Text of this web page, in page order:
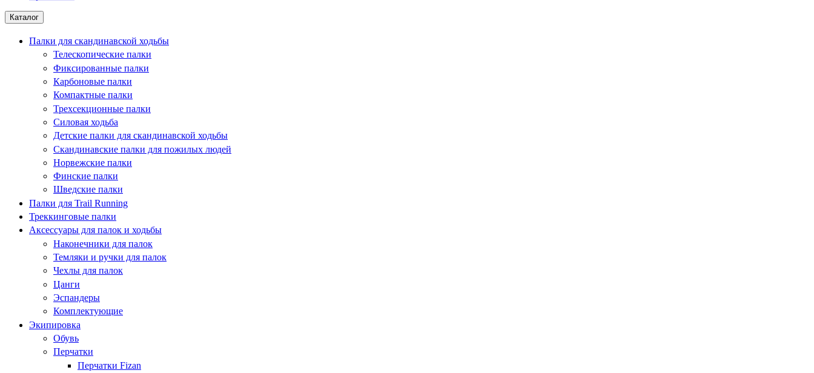
Каталог
Палки для скандинавской ходьбы
Телескопические палки
Фиксированные палки
Карбоновые палки
Компактные палки
Трехсекционные палки
Силовая ходьба
Детские палки для скандинавской ходьбы
Скандинавские палки для пожилых людей
Норвежские палки
Финские палки
Шведские палки
Палки для Trail Running
Треккинговые палки
Аксессуары для палок и ходьбы
Наконечники для палок
Темляки и ручки для палок
Чехлы для палок
Цанги
Эспандеры
Комплектующие
Экипировка
Обувь
Перчатки
Перчатки Fizan